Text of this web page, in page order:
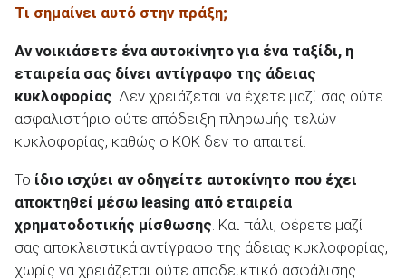
Τι σημαίνει αυτό στην πράξη;
Αν νοικιάσετε ένα αυτοκίνητο για ένα ταξίδι, η
εταιρεία σας δίνει αντίγραφο της άδειας
κυκλοφορίας . Δεν χρειάζεται να έχετε μαζί σας ούτε
ασφαλιστήριο ούτε απόδειξη πληρωμής τελών
κυκλοφορίας, καθώς ο ΚΟΚ δεν το απαιτεί.
Το ίδιο ισχύει αν οδηγείτε αυτοκίνητο που έχει
αποκτηθεί μέσω leasing από εταιρεία
χρηματοδοτικής μίσθωσης . Και πάλι, φέρετε μαζί
σας αποκλειστικά αντίγραφο της άδειας κυκλοφορίας,
χωρίς να χρειάζεται ούτε αποδεικτικό ασφάλισης